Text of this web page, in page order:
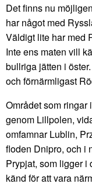
Det finns nu
har något med
Väldigt lite har med
Inte ens maten vill
bullriga jätten i
och förnärmligast
Området som
genom Lillpolen,
omfamnar Lublin,
floden Dnipro, och i
Prypjat, som ligger i
känd för att vara